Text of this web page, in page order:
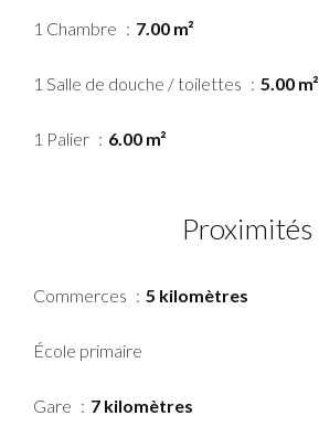
1 Chambre 7.00 m²
1 Salle de douche / toilettes 5.00 m²
1 Palier 6.00 m²
Proximités
Commerces 5 kilomètres
École primaire
Gare 7 kilomètres